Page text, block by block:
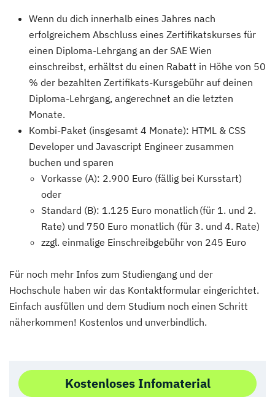
Wenn du dich innerhalb eines Jahres nach
erfolgreichem Abschluss eines Zertifikatskurses für
einen Diploma-Lehrgang an der SAE Wien
einschreibst, erhältst du einen Rabatt in Höhe von 50
% der bezahlten Zertifikats-Kursgebühr auf deinen
Diploma-Lehrgang, angerechnet an die letzten
Monate.
Kombi-Paket (insgesamt 4 Monate): HTML & CSS
Developer und Javascript Engineer zusammen
buchen und sparen
Vorkasse (A): 2.900 Euro (fällig bei Kursstart)
oder
Standard (B): 1.125 Euro monatlich (für 1. und 2.
Rate) und 750 Euro monatlich (für 3. und 4. Rate)
zzgl. einmalige Einschreibgebühr von 245 Euro
Für noch mehr Infos zum Studiengang und der
Hochschule haben wir das Kontaktformular eingerichtet.
Einfach ausfüllen und dem Studium noch einen Schritt
näherkommen! Kostenlos und unverbindlich.
Kostenloses Infomaterial